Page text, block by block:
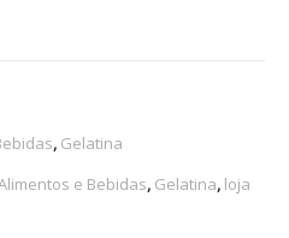
, Gelatina
e Bebidas, Gelatina, loja